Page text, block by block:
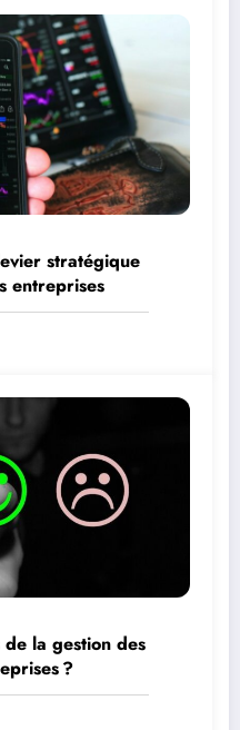
stratégique
entreprises
la gestion des
?